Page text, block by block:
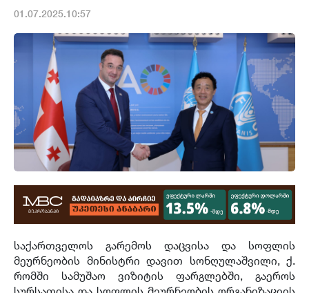
01.07.2025.10:57
საქართველოს გარემოს დაცვისა და სოფლის
მეურნეობის მინისტრი დავით სონღულაშვილი, ქ.
რომში სამუშაო ვიზიტის ფარგლებში, გაეროს